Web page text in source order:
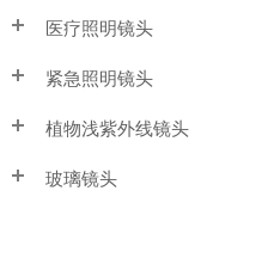
医疗照明镜头
紧急照明镜头
植物浅紫外线镜头
玻璃镜头